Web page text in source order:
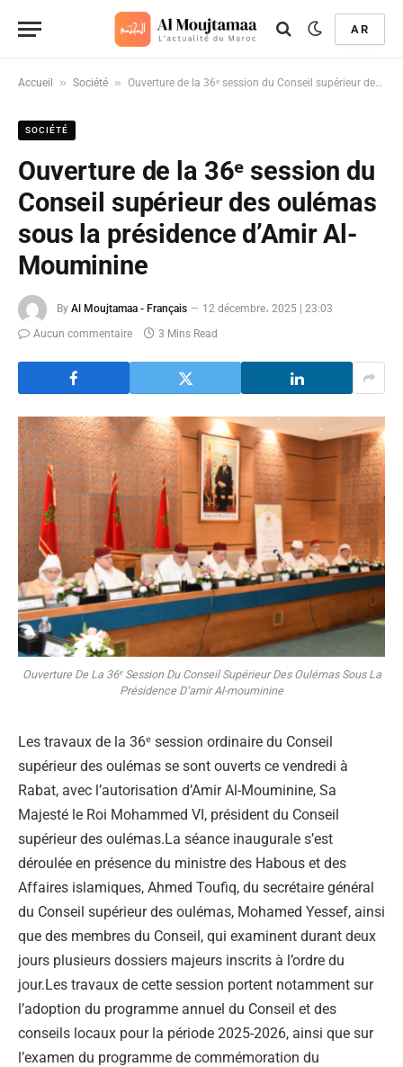
AR
Accueil » Société » Ouverture de la 36ᵉ session du Conseil supérieur des oulémas sous la présidence d’Amir Al-Mouminine
SOCIÉTÉ
Ouverture de la 36ᵉ session du
Conseil supérieur des oulémas
sous la présidence d’Amir Al-
Mouminine
By Al Moujtamaa - Français
12 décembre، 2025 | 23:03
Aucun commentaire
3 Mins Read
Ouverture De La 36ᵉ Session Du Conseil Supérieur Des Oulémas Sous La
Présidence D’amir Al-mouminine
Les travaux de la 36ᵉ session ordinaire du Conseil
supérieur des oulémas se sont ouverts ce vendredi à
Rabat, avec l’autorisation d’Amir Al-Mouminine, Sa
Majesté le Roi Mohammed VI, président du Conseil
supérieur des oulémas.La séance inaugurale s’est
déroulée en présence du ministre des Habous et des
Affaires islamiques, Ahmed Toufiq, du secrétaire général
du Conseil supérieur des oulémas, Mohamed Yessef, ainsi
que des membres du Conseil, qui examinent durant deux
jours plusieurs dossiers majeurs inscrits à l’ordre du
jour.Les travaux de cette session portent notamment sur
l’adoption du programme annuel du Conseil et des
conseils locaux pour la période 2025-2026, ainsi que sur
l’examen du programme de commémoration du